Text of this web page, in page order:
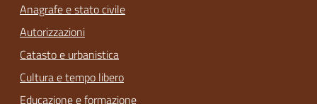
Anagrafe e stato civile
Autorizzazioni
Catasto e urbanistica
Cultura e tempo libero
Educazione e formazione